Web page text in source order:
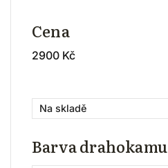
Cena
2900 Kč
Na skladě
Barva drahokamu